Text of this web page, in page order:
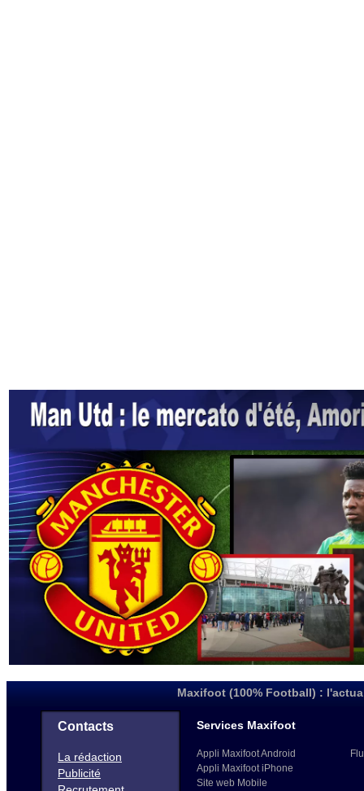
Maxifoot (100% Football) :
Contacts
La rédaction
Publicité
Services Maxifoot
Appli Maxifoot Android
Appli Maxifoot iPhone
Site web Mobile